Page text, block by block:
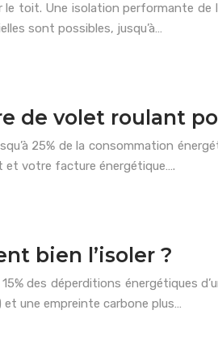
le toit. Une isolation performante
sont possibles, jusqu’à…
de volet roulant
25% de la consommation
votre facture énergétique….
bien l’isoler ?
des déperditions énergétiques
et une empreinte carbone plus…